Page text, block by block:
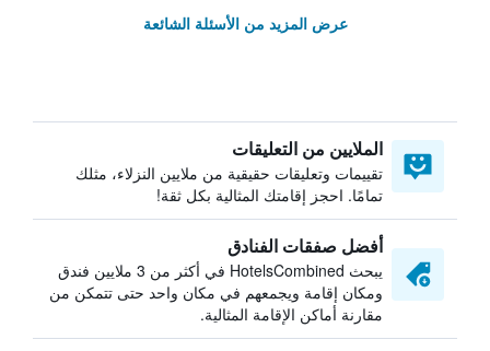
عرض المزيد من الأسئلة الشائعة
الملايين من التعليقات
تقييمات وتعليقات حقيقية من ملايين النزلاء، مثلك
تمامًا. احجز إقامتك المثالية بكل ثقة!
أفضل صفقات الفنادق
يبحث HotelsCombined في أكثر من 3 ملايين فندق
ومكان إقامة ويجمعهم في مكان واحد حتى تتمكن من
مقارنة أماكن الإقامة المثالية.